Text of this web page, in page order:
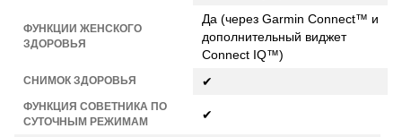
ФУНКЦИИ ЖЕНСКОГО
ЗДОРОВЬЯ
Да (через Garmin Connect™ и
дополнительный виджет
Connect IQ™)
СНИМОК ЗДОРОВЬЯ ✔
ФУНКЦИЯ СОВЕТНИКА ПО
СУТОЧНЫМ РЕЖИМАМ
✔